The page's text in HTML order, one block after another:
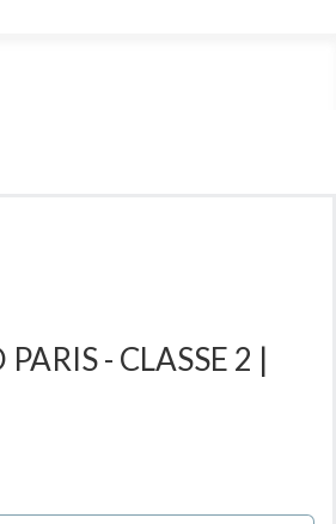
- CLASSE 2 |